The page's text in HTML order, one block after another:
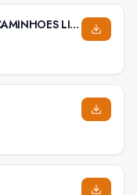
Edital Cotacao 118 2021 ET CAMINHOES LINHA VIVA 1